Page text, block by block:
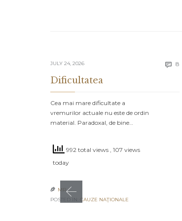
JULY 24, 2026  8
Dificultatea
Cea mai mare dificultate a
vremurilor actuale nu este de ordin
material. Paradoxal, de bine…
992 total views , 107 views
today
 MR
POSTED IN: CAUZE NAŢIONALE